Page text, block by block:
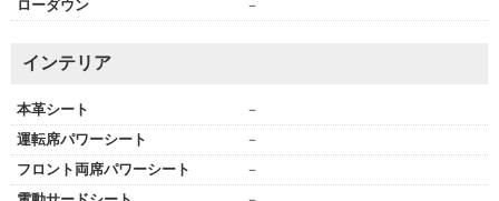
ローダウン －
インテリア
本革シート
－
運転席パワーシート
－
フロント両席パワーシート
－